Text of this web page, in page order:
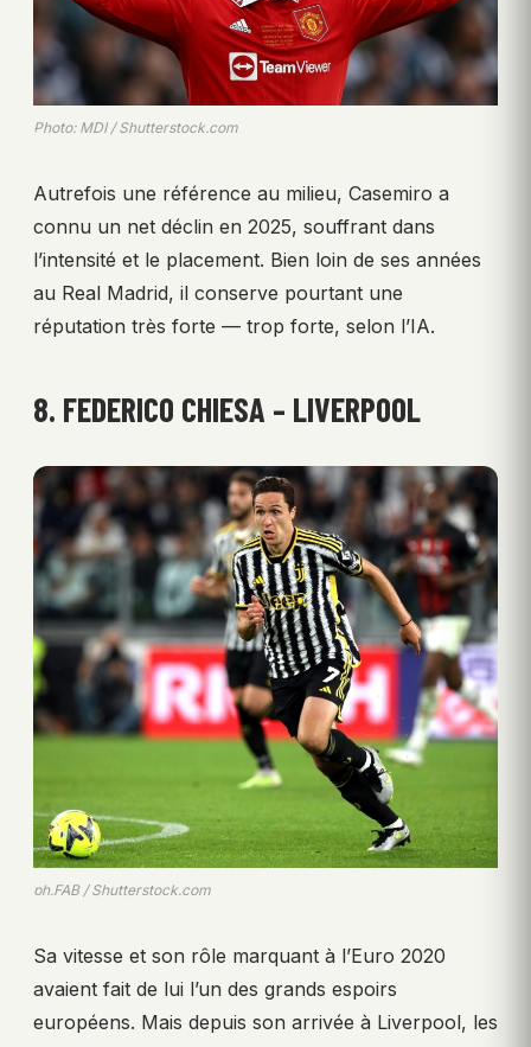
Photo: MDI / Shutterstock.com
Autrefois une référence au milieu, Casemiro a
connu un net déclin en 2025, souffrant dans
l’intensité et le placement. Bien loin de ses années
au Real Madrid, il conserve pourtant une
réputation très forte — trop forte, selon l’IA.
8. FEDERICO CHIESA – LIVERPOOL
ph.FAB / Shutterstock.com
Sa vitesse et son rôle marquant à l’Euro 2020
avaient fait de lui l’un des grands espoirs
européens. Mais depuis son arrivée à Liverpool, les